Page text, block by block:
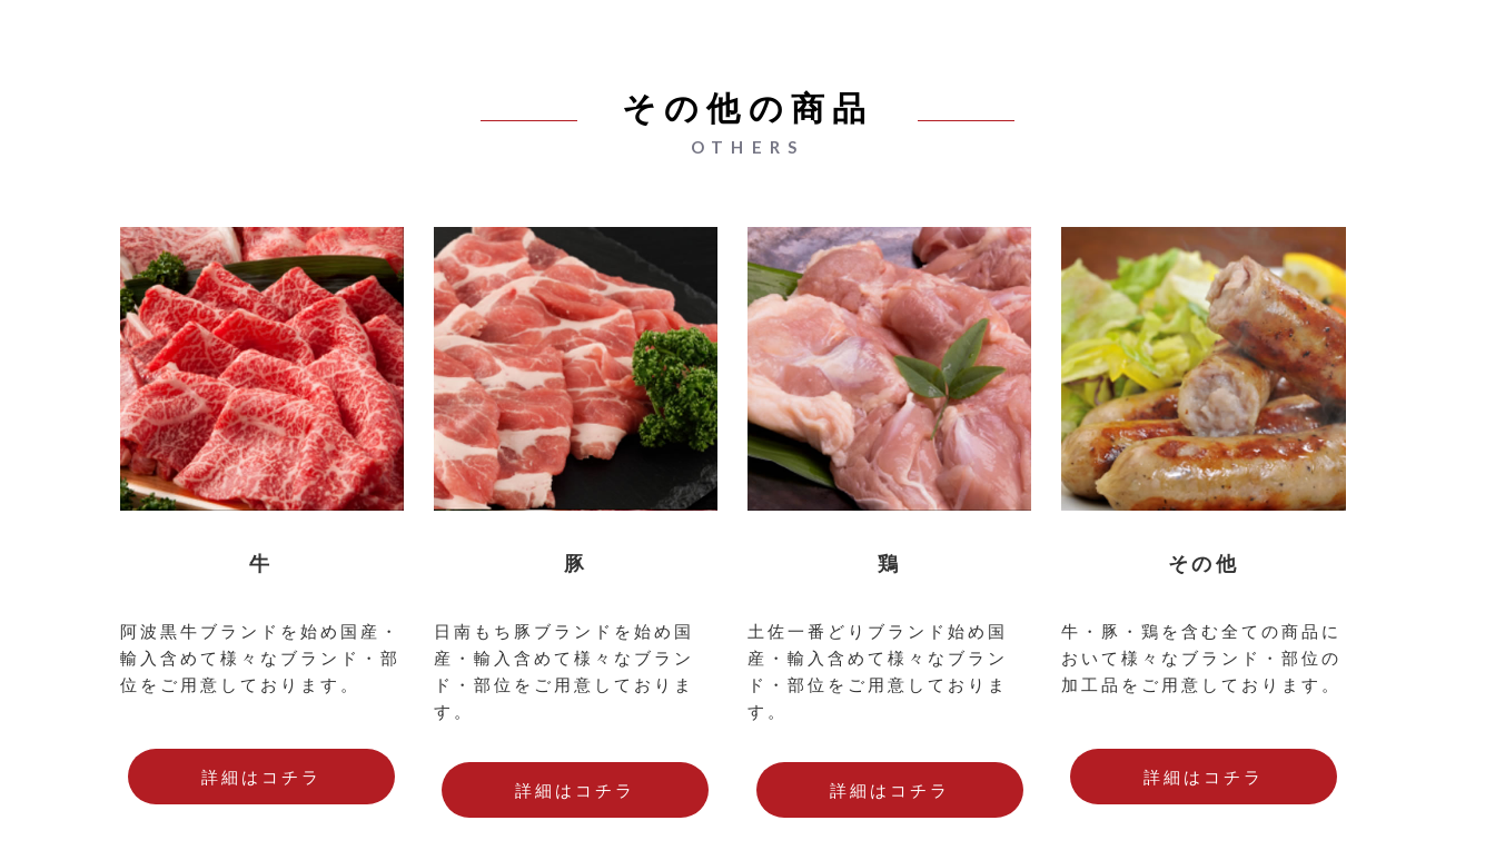
その他の商品
OTHERS
牛
阿波黒牛ブランドを始め国産・
輸入含めて様々なブランド・部
位をご用意しております。
詳細はコチラ
豚
日南もち豚ブランドを始め国
産・輸入含めて様々なブラン
ド・部位をご用意しておりま
す。
詳細はコチラ
鶏
土佐一番どりブランド始め国
産・輸入含めて様々なブラン
ド・部位をご用意しておりま
す。
詳細はコチラ
その他
牛・豚・鶏を含む全ての商品に
おいて様々なブランド・部位の
加工品をご用意しております。
詳細はコチラ